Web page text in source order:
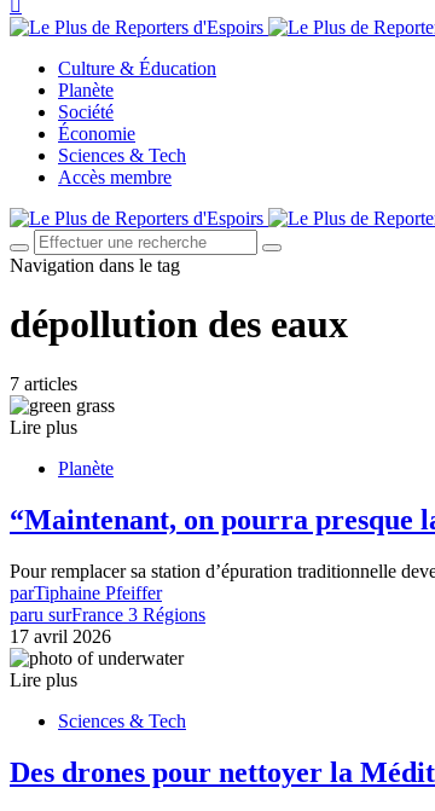
Culture & Éducation
Planète
Société
Économie
Sciences & Tech
Accès membre
Navigation dans le tag
dépollution des eaux
7 articles
Lire plus
Planète
“Maintenant, on pourra presque
Pour remplacer sa station d’épuration traditionnelle
parTiphaine Pfeiffer
paru surFrance 3 Régions
17 avril 2026
Lire plus
Sciences & Tech
Des drones pour nettoyer la